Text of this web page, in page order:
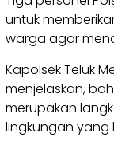
untuk
warga agar
Kapolsek Teluk
menjelaskan,
merupakan
lingkungan yang